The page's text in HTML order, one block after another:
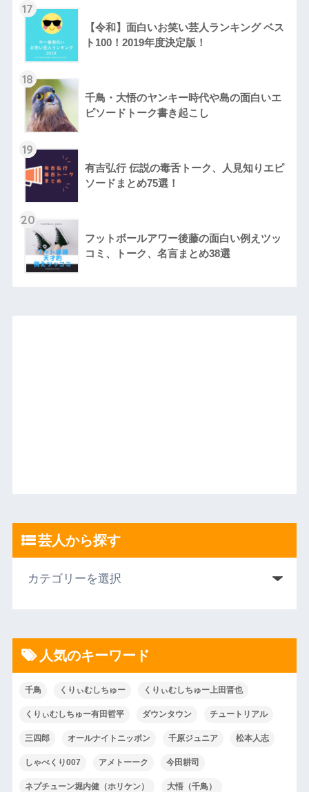
17
【令和】面白いお笑い芸人ランキング ベス
ト100！2019年度決定版！
18
千鳥・大悟のヤンキー時代や島の面白いエ
ピソードトーク書き起こし
19
有吉弘行 伝説の毒舌トーク、人見知りエピ
ソードまとめ75選！
20
フットボールアワー後藤の面白い例えツッ
コミ、トーク、名言まとめ38選
芸人から探す
人気のキーワード
千鳥 くりぃむしちゅー くりぃむしちゅー上田晋也
くりぃむしちゅー有田哲平 ダウンタウン チュートリアル
三四郎 オールナイトニッポン 千原ジュニア 松本人志
しゃべくり007 アメトーーク 今田耕司
ネプチューン堀内健（ホリケン） 大悟（千鳥）